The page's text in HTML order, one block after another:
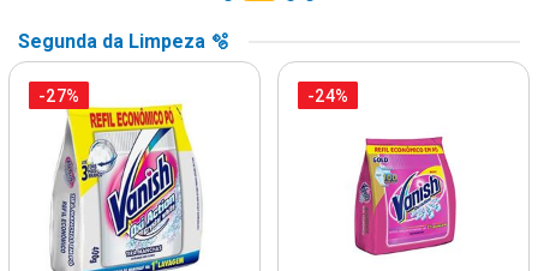
Segunda da Limpeza 🫧
-27% -24%